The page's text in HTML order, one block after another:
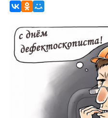
ВКонтакте
Одноклассники
Мой Мир